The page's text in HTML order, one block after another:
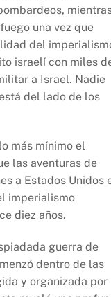
una vez que
del
israelí con miles
a Israel. Nadie
del lado de los
más mínimo el
las aventuras de
a Estados Unidos
imperialismo
diez años.
guerra de
dentro de las
y organizada por